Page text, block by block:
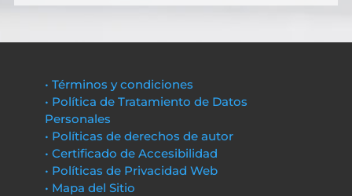
• Términos y condiciones
• Política de Tratamiento de Datos
Personales
• Políticas de derechos de autor
• Certificado de Accesibilidad
• Políticas de Privacidad Web
• Mapa del Sitio